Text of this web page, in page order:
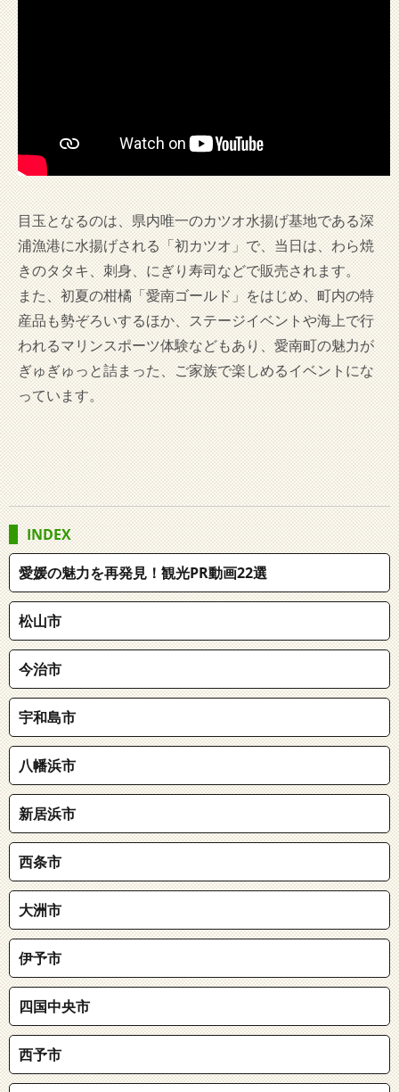
目玉となるのは、県内唯一のカツオ水揚げ基地である深
浦漁港に水揚げされる「初カツオ」で、当日は、わら焼
きのタタキ、刺身、にぎり寿司などで販売されます。
また、初夏の柑橘「愛南ゴールド」をはじめ、町内の特
産品も勢ぞろいするほか、ステージイベントや海上で行
われるマリンスポーツ体験などもあり、愛南町の魅力が
ぎゅぎゅっと詰まった、ご家族で楽しめるイベントにな
っています。
INDEX
愛媛の魅力を再発見！観光PR動画22選
松山市
今治市
宇和島市
八幡浜市
新居浜市
西条市
大洲市
伊予市
四国中央市
西予市